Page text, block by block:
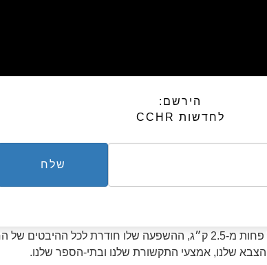
וסטטיסטיקה להפרעות
ההפרעות הנפשיות שנמצאות ב-'סיווג הבינלאומי של
ולמרות שהוא שוקל פחות מ-2.5 ק״ג, ההשפעה שלו חודרת לכל
שלנו, אמצעי התקשורת שלנו ובתי-הספר שלנו.
הירשם:
לחדשות CCHR
שלח